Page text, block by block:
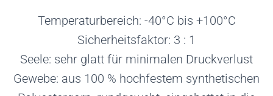
Temperaturbereich: -40°C bis +100°C
Sicherheitsfaktor: 3 : 1
Seele: sehr glatt für minimalen Druckverlust
Gewebe: aus 100 % hochfestem synthetischen